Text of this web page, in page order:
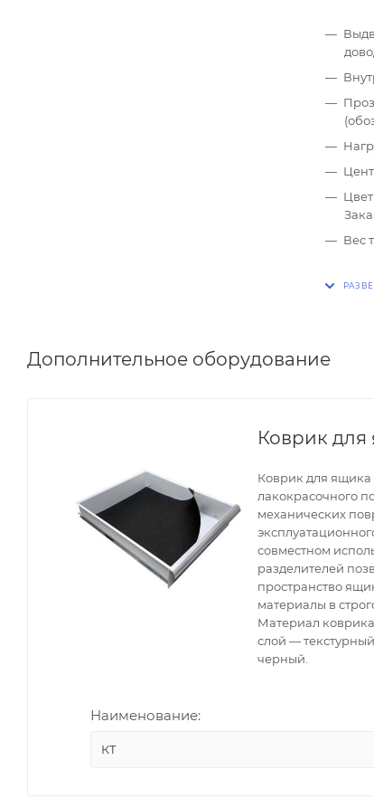
Вес
Дополнительное оборудование
Коврик
Коврик для ящика
лакокрасочного
механических
совместном
разделителей
пространство
материалы в
Материал
слой —
черный.
Наименование:
КТ